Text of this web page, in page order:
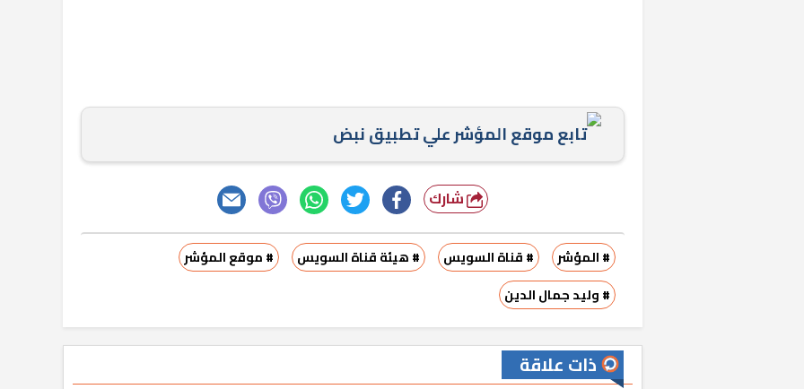
تابع موقع المؤشر علي تطبيق نبض
شارك
# المؤشر # قناة السويس # هيئة قناة السويس
# موقع المؤشر
# وليد جمال الدين
ذات علاقة